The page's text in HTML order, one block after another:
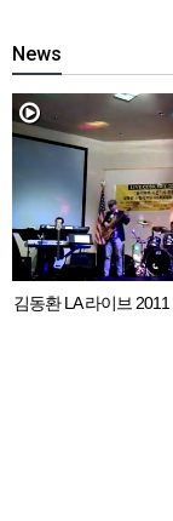
News
김동환 LA 라이브